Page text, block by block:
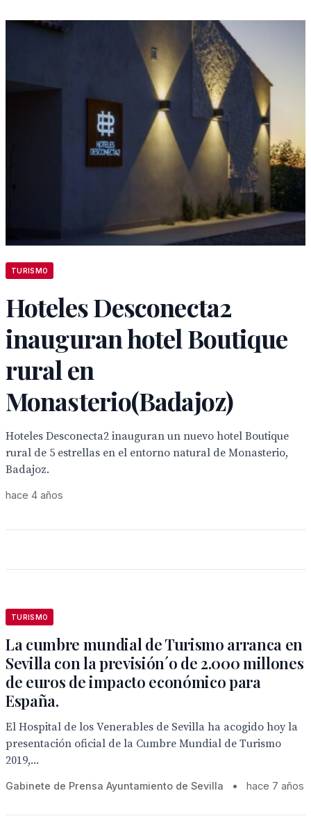
TURISMO
Hoteles Desconecta2
inauguran hotel Boutique
rural en
Monasterio(Badajoz)
Hoteles Desconecta2 inauguran un nuevo hotel Boutique
rural de 5 estrellas en el entorno natural de Monasterio,
Badajoz.
hace 4 años
TURISMO
La cumbre mundial de Turismo arranca en
Sevilla con la previsión´o de 2.000 millones
de euros de impacto económico para
España.
El Hospital de los Venerables de Sevilla ha acogido hoy la
presentación oficial de la Cumbre Mundial de Turismo
2019,...
Gabinete de Prensa Ayuntamiento de Sevilla • hace 7 años